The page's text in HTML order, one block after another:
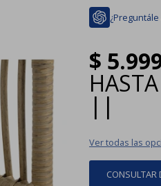
$
HASTA
| |
Ver todas las
CONSULTAR